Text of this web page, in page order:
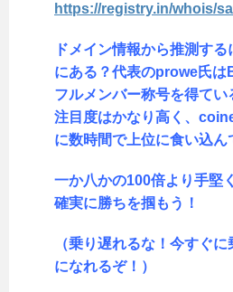
https://registry.in/whois/
ドメイン情報から推測す
にある？代表のprowe氏
フルメンバー称号を得てい
注目度はかなり高く、
に数時間で上位に食い込ん
一か八かの100倍より手堅
確実に勝ちを掴もう！
（乗り遅れるな！今すぐ
になれるぞ！）